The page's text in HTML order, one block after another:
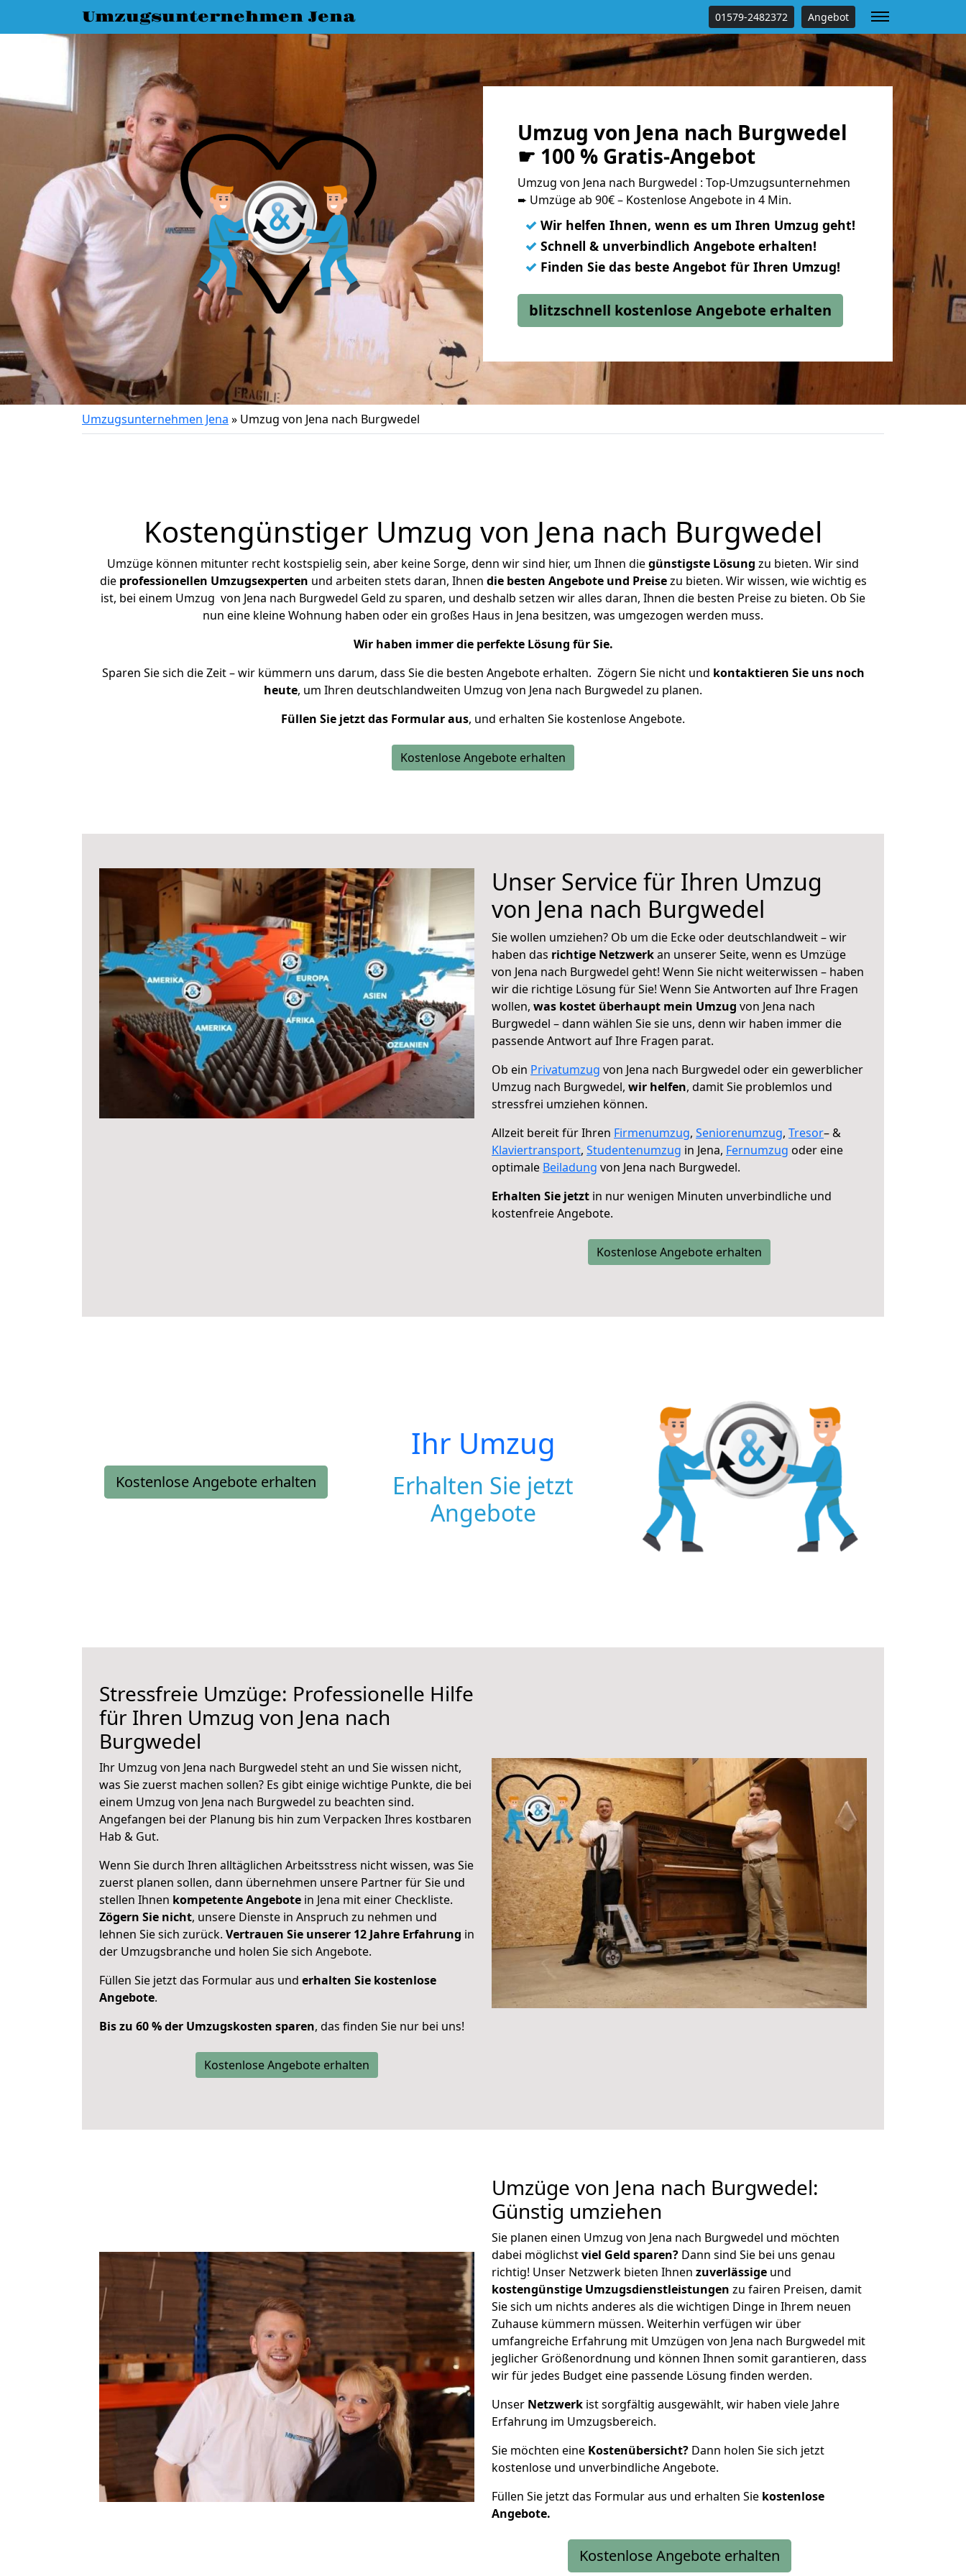
Umzugsunternehmen Jena 01579-2482372 Angebot
Umzug von Jena nach Burgwedel
☛ 100 % Gratis-Angebot
Umzug von Jena nach Burgwedel : Top-Umzugsunternehmen
➨ Umzüge ab 90€ – Kostenlose Angebote in 4 Min.
✓ Wir helfen Ihnen, wenn es um Ihren Umzug geht!
✓ Schnell & unverbindlich Angebote erhalten!
✓ Finden Sie das beste Angebot für Ihren Umzug!
blitzschnell kostenlose Angebote erhalten
Umzugsunternehmen Jena » Umzug von Jena nach Burgwedel
Kostengünstiger Umzug von Jena nach Burgwedel
Umzüge können mitunter recht kostspielig sein, aber keine Sorge, denn wir sind hier, um Ihnen diegünstigste Lösung zu bieten. Wir sind
die professionellen Umzugsexperten und arbeiten stets daran, Ihnen die besten Angebote und Preisezu bieten. Wir wissen, wie wichtig es
ist, bei einem Umzug von Jena nach Burgwedel Geld zu sparen, und deshalb setzen wir alles daran, Ihnen die besten Preise zu bieten. Ob Sie
nun eine kleine Wohnung haben oder ein großes Haus in Jena besitzen, was umgezogen werden muss.
Wir haben immer die perfekte Lösung für Sie.
Sparen Sie sich die Zeit – wir kümmern uns darum, dass Sie die besten Angebote erhalten. Zögern Sie nicht und kontaktieren Sie uns noch
heute, um Ihren deutschlandweiten Umzug von Jena nach Burgwedel zu planen.
Füllen Sie jetzt das Formular aus, und erhalten Sie kostenlose Angebote.
Kostenlose Angebote erhalten
Unser Service für Ihren Umzug
von Jena nach Burgwedel
Sie wollen umziehen? Ob um die Ecke oder deutschlandweit – wir
haben das richtige Netzwerkan unserer Seite, wenn es Umzüge
von Jena nach Burgwedel geht! Wenn Sie nicht weiterwissen – haben
wir die richtige Lösung für Sie! Wenn Sie Antworten auf Ihre Fragen
wollen, was kostet überhaupt mein Umzug von Jena nach
Burgwedel – dann wählen Sie sie uns, denn wir haben immer die
passende Antwort auf Ihre Fragen parat.
Ob ein Privatumzug von Jena nach Burgwedel oder ein gewerblicher
Umzug nach Burgwedel, wir helfen, damit Sie problemlos und
stressfrei umziehen können.
Allzeit bereit für Ihren Firmenumzug, Seniorenumzug, Tresor– &
Klaviertransport, Studentenumzug in Jena, Fernumzug oder eine
optimale Beiladung von Jena nach Burgwedel.
Erhalten Sie jetzt in nur wenigen Minuten unverbindliche und
kostenfreie Angebote.
Kostenlose Angebote erhalten
Kostenlose Angebote erhalten
Ihr Umzug
Erhalten Sie jetzt
Angebote
Stressfreie Umzüge: Professionelle Hilfe
für Ihren Umzug von Jena nach
Burgwedel
Ihr Umzug von Jena nach Burgwedel steht an und Sie wissen nicht,
was Sie zuerst machen sollen? Es gibt einige wichtige Punkte, die bei
einem Umzug von Jena nach Burgwedel zu beachten sind.
Angefangen bei der Planung bis hin zum Verpacken Ihres kostbaren
Hab & Gut.
Wenn Sie durch Ihren alltäglichen Arbeitsstress nicht wissen, was Sie
zuerst planen sollen, dann übernehmen unsere Partner für Sie und
stellen Ihnen kompetente Angebote in Jena mit einer Checkliste.
Zögern Sie nicht, unsere Dienste in Anspruch zu nehmen und
lehnen Sie sich zurück. Vertrauen Sie unserer 12 Jahre Erfahrung in
der Umzugsbranche und holen Sie sich Angebote.
Füllen Sie jetzt das Formular aus und erhalten Sie kostenlose
Angebote.
Bis zu 60 % der Umzugskosten sparen, das finden Sie nur bei uns!
Kostenlose Angebote erhalten
Umzüge von Jena nach Burgwedel:
Günstig umziehen
Sie planen einen Umzug von Jena nach Burgwedel und möchten
dabei möglichstviel Geld sparen? Dann sind Sie bei uns genau
richtig! Unser Netzwerk bieten Ihnen zuverlässige und
kostengünstige Umzugsdienstleistungen zu fairen Preisen, damit
Sie sich um nichts anderes als die wichtigen Dinge in Ihrem neuen
Zuhause kümmern müssen. Weiterhin verfügen wir über
umfangreiche Erfahrung mit Umzügen von Jena nach Burgwedel mit
jeglicher Größenordnung und können Ihnen somit garantieren, dass
wir für jedes Budget eine passende Lösung finden werden.
Unser Netzwerk ist sorgfältig ausgewählt, wir haben viele Jahre
Erfahrung im Umzugsbereich.
Sie möchten eine Kostenübersicht? Dann holen Sie sich jetzt
kostenlose und unverbindliche Angebote.
Füllen Sie jetzt das Formular aus und erhalten Sie kostenlose
Angebote.
Kostenlose Angebote erhalten